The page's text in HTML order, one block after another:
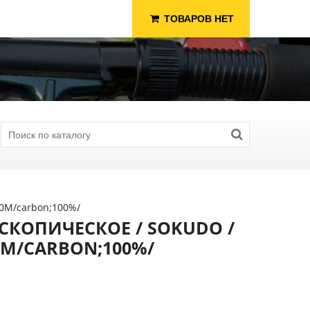
ТОВАРОВ НЕТ
Рыбалки
carbon;100%/
/ SOKUDO /
CARBON;100%/